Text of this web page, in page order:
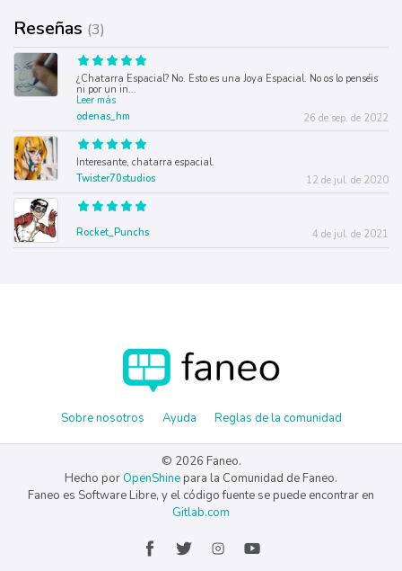
Reseñas (3)
¿Chatarra Espacial? No. Esto es una Joya Espacial. No os lo penséis
ni por un in...
Leer más
odenas_hm
26 de sep. de 2022
Interesante, chatarra espacial.
Twister70studios
12 de jul. de 2020
Rocket_Punchs 4 de jul. de 2021
Sobre nosotros Ayuda Reglas de la comunidad
© 2026 Faneo.
Hecho por OpenShine para la Comunidad de Faneo.
Faneo es Software Libre, y el código fuente se puede encontrar en
Gitlab.com